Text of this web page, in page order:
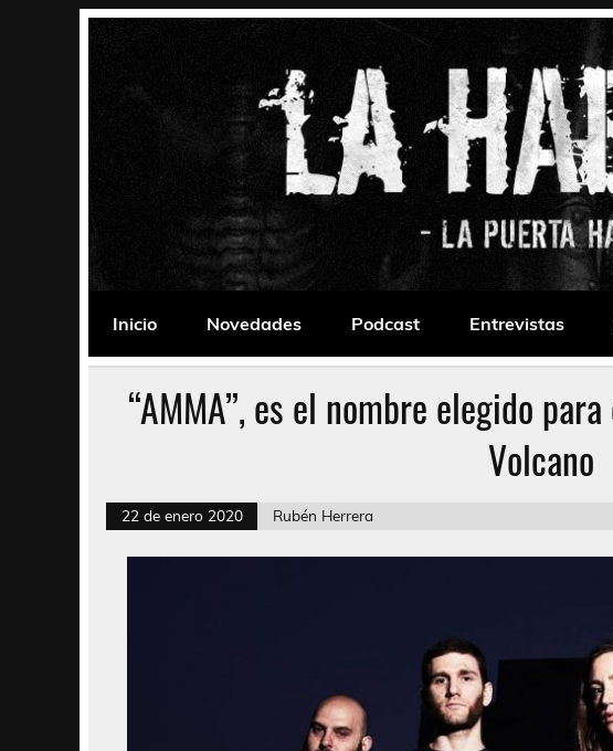
La Habitación 235
Inicio
Novedades Podcast Entrevistas
“AMMA”, es el nombre elegido
Volcano
22 de enero 2020 Rubén Herrera